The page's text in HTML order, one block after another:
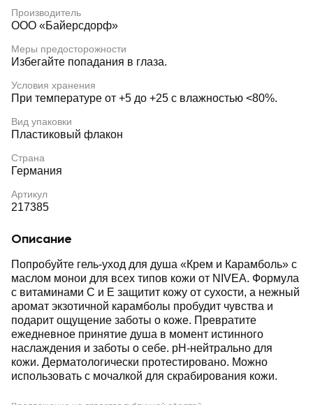
Производитель
ООО «Байерсдорф»
Меры предосторожности
Избегайте попадания в глаза.
Условия хранения
При температуре от +5 до +25 с влажностью <80%.
Вид упаковки
Пластиковый флакон
Страна
Германия
Артикул
217385
Описание
Попробуйте гель-уход для душа «Крем и Карамболь» с
маслом монои для всех типов кожи от NIVEA. Формула
с витаминами C и Е защитит кожу от сухости, а нежный
аромат экзотичной карамболы пробудит чувства и
подарит ощущение заботы о коже. Превратите
ежедневное принятие душа в момент истинного
наслаждения и заботы о себе. pH-нейтрально для
кожи. Дерматологически протестировано. Можно
использовать с мочалкой для скрабирования кожи.